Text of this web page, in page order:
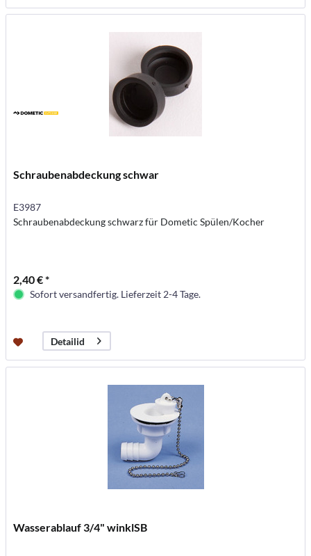
Schraubenabdeckung schwar
E3987
Schraubenabdeckung schwarz für Dometic Spülen/Kocher
2,40 € *
Sofort versandfertig. Lieferzeit 2-4 Tage.
Detailid
Wasserablauf 3/4" winklSB